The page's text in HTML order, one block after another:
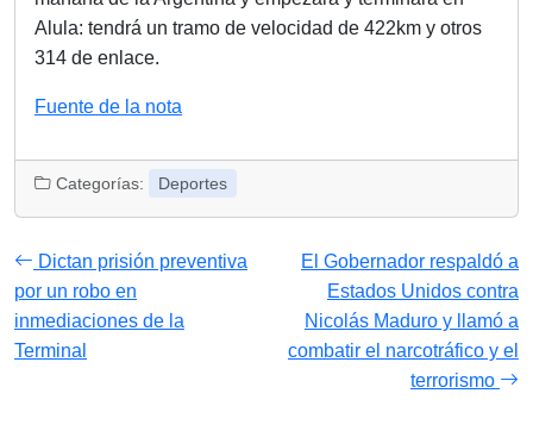
Alula: tendrá un tramo de velocidad de 422km y otros
314 de enlace.
Fuente de la nota
Categorías: Deportes
Dictan prisión preventiva
por un robo en
inmediaciones de la
Terminal
El Gobernador respaldó a
Estados Unidos contra
Nicolás Maduro y llamó a
combatir el narcotráfico y el
terrorismo